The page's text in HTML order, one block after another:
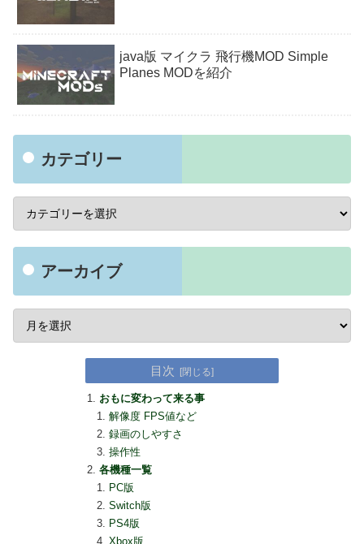
java版 マイクラ 飛行機MOD Simple
Planes MODを紹介
カテゴリー
アーカイブ
目次
おもに変わって来る事
解像度 FPS値など
録画のしやすさ
操作性
各機種一覧
PC版
Switch版
PS4版
Xbox版